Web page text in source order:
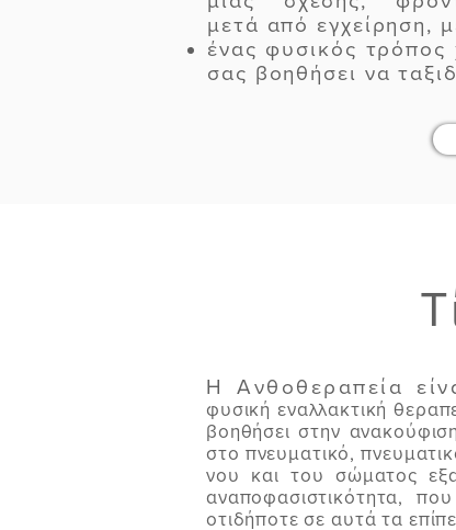
μετά από εγχείρηση,
ένας φυσικός τρόπος
σας βοηθήσει να
Η Ανθοθεραπεία
φυσική εναλλακτική
βοηθήσει στην
στο πνευματικό,
νου και του σώματος
αναποφασιστικότητα,
οτιδήποτε σε αυτά τα